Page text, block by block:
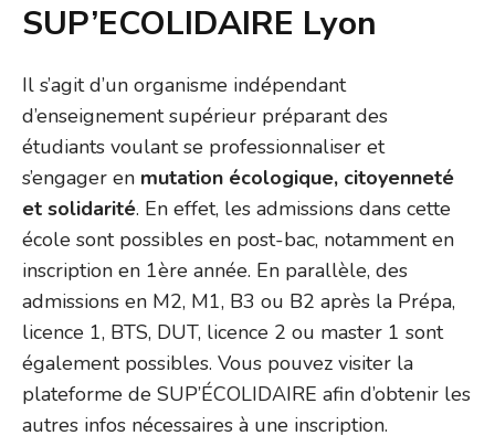
SUP’ECOLIDAIRE Lyon
Il s’agit d’un organisme indépendant
d’enseignement supérieur préparant des
étudiants voulant se professionnaliser et
s’engager en mutation écologique, citoyenneté
et solidarité. En effet, les admissions dans cette
école sont possibles en post-bac, notamment en
inscription en 1ère année. En parallèle, des
admissions en M2, M1, B3 ou B2 après la Prépa,
licence 1, BTS, DUT, licence 2 ou master 1 sont
également possibles. Vous pouvez visiter la
plateforme de SUP’ÉCOLIDAIRE afin d’obtenir les
autres infos nécessaires à une inscription.